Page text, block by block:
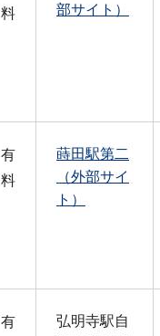
料
部サイト）
有
料
蒔田駅第二
（外部サイ
ト）
有
弘明寺駅自